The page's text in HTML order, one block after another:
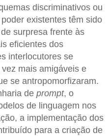
discriminativos ou
existentes têm sido
surpresa frente às
eficientes dos
interlocutores se
mais amigáveis e
se antropomorfizaram.
de prompt, o
de linguagem nos
a implementação dos
para a criação de